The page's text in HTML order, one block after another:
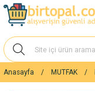
Anasayfa MUTFAK